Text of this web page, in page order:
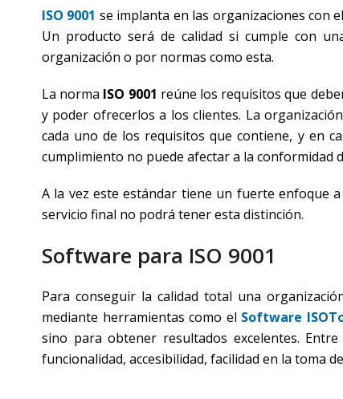
ISO 9001 se implanta en las organizaciones con
Un producto será de calidad si cumple con
organización o por normas como esta.
La norma ISO 9001 reúne los requisitos que
y poder ofrecerlos a los clientes. La
cada uno de los requisitos que contiene, y en
cumplimiento no puede afectar a la conformidad
A la vez este estándar tiene un fuerte enfoque
servicio final no podrá tener esta distinción.
Software para ISO 9001
Para conseguir la calidad total una
mediante herramientas como el Software
sino para obtener resultados excelentes.
funcionalidad, accesibilidad, facilidad en la toma